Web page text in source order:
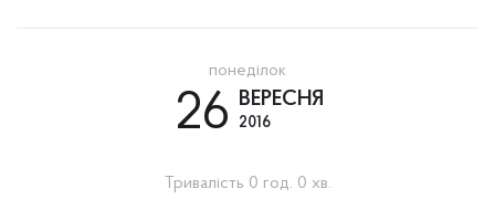
понеділок
26 ВЕРЕСНЯ
2016
Тривалість 0 год. 0 хв.